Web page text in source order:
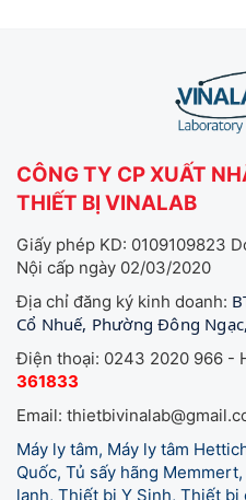
CÔNG TY CP XUẤT
THIẾT BỊ VINALAB
Giấy phép KD: 0109109823
Nội cấp ngày 02/03/2020
Địa chỉ đăng ký kinh doanh:
Cổ Nhuế, Phường Đông
Điện thoại: 0243 2020 966 -
361833
Email:
Máy ly tâm, Máy ly tâm
Quốc, Tủ sấy hãng
lạnh, Thiết bị Y Sinh, Thiết